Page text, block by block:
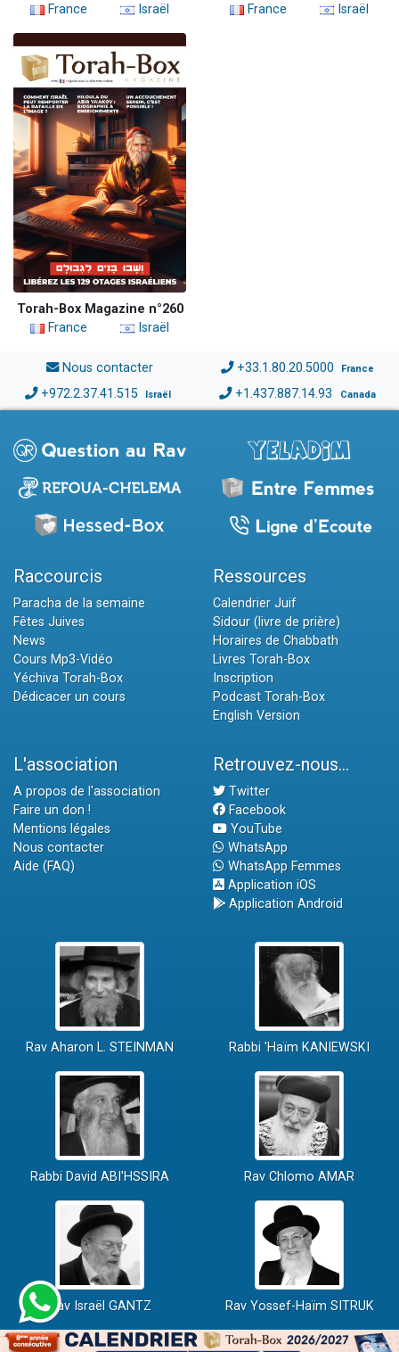
France
Israël
France
Israël
Torah-Box Magazine n°260
France
Israël
Nous contacter +33.1.80.20.5000 France
+972.2.37.41.515 Israël +1.437.887.14.93 Canada
Raccourcis
Paracha de la semaine
Fêtes Juives
News
Cours Mp3-Vidéo
Yéchiva Torah-Box
Dédicacer un cours
Ressources
Calendrier Juif
Sidour (livre de prière)
Horaires de Chabbath
Livres Torah-Box
Inscription
Podcast Torah-Box
English Version
L'association
A propos de l'association
Faire un don !
Mentions légales
Nous contacter
Aide (FAQ)
Retrouvez-nous...
Twitter
Facebook
YouTube
WhatsApp
WhatsApp Femmes
Application iOS
Application Android
Rav Aharon L. STEINMAN Rabbi 'Haïm KANIEWSKI
Rabbi David ABI'HSSIRA Rav Chlomo AMAR
Rav Israël GANTZ Rav Yossef-Haïm SITRUK